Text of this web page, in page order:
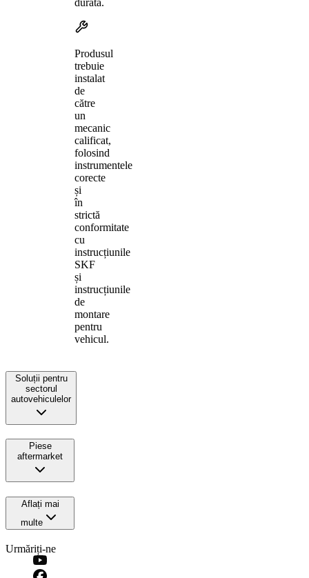
Produsul
trebuie
instalat
de
către
un
mecanic
calificat,
folosind
instrumentele
corecte
și
în
strictă
conformitate
cu
instrucțiunile
SKF
și
instrucțiunile
de
montare
pentru
vehicul.
Soluții pentru
sectorul
autovehiculelor
Piese
aftermarket
Aflați mai
multe
Urmăriți-ne